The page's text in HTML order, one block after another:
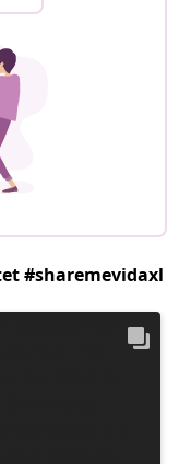
#sharemevidaxl